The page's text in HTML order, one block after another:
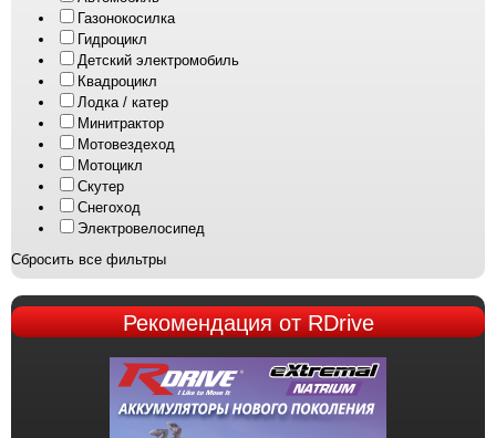
Газонокосилка
Гидроцикл
Детский электромобиль
Квадроцикл
Лодка / катер
Минитрактор
Мотовездеход
Мотоцикл
Скутер
Снегоход
Электровелосипед
Сбросить все фильтры
Рекомендацияот RDrive